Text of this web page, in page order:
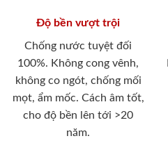
Độ bền vượt trội
Chống nước tuyệt đối
100%. Không cong vênh,
không co ngót, chống mối
mọt, ẩm mốc. Cách âm tốt,
cho độ bền lên tới >20
năm.